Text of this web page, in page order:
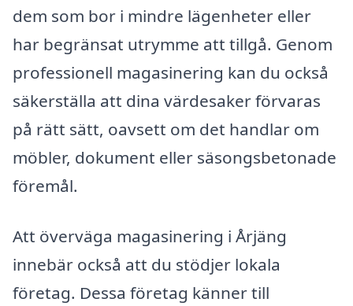
dem som bor i mindre lägenheter eller
har begränsat utrymme att tillgå. Genom
professionell magasinering kan du också
säkerställa att dina värdesaker förvaras
på rätt sätt, oavsett om det handlar om
möbler, dokument eller säsongsbetonade
föremål.
Att överväga magasinering i Årjäng
innebär också att du stödjer lokala
företag. Dessa företag känner till